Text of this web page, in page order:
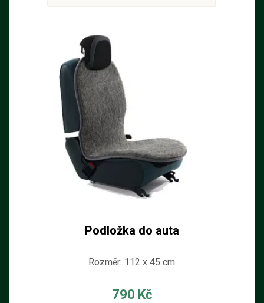
Podložka do auta
Rozměr: 112 x 45 cm
790 Kč